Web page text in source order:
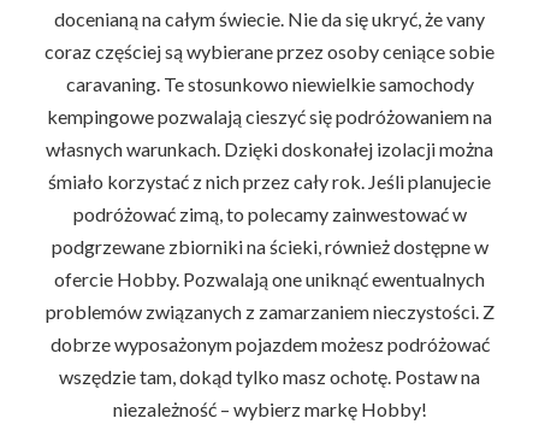
docenianą na całym świecie. Nie da się ukryć, że vany
coraz częściej są wybierane przez osoby ceniące sobie
caravaning. Te stosunkowo niewielkie samochody
kempingowe pozwalają cieszyć się podróżowaniem na
własnych warunkach. Dzięki doskonałej izolacji można
śmiało korzystać z nich przez cały rok. Jeśli planujecie
podróżować zimą, to polecamy zainwestować w
podgrzewane zbiorniki na ścieki, również dostępne w
ofercie Hobby. Pozwalają one uniknąć ewentualnych
problemów związanych z zamarzaniem nieczystości. Z
dobrze wyposażonym pojazdem możesz podróżować
wszędzie tam, dokąd tylko masz ochotę. Postaw na
niezależność – wybierz markę Hobby!